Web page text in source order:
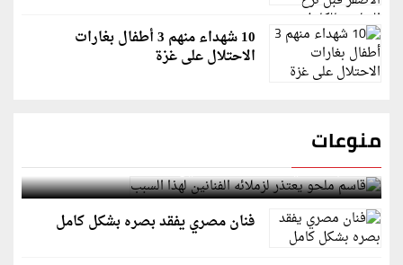
10 شهداء منهم 3 أطفال بغارات
الاحتلال على غزة
منوعات
قاسم ملحو يعتذر لزملائه الفنانين لهذا السبب
فنان مصري يفقد بصره بشكل كامل